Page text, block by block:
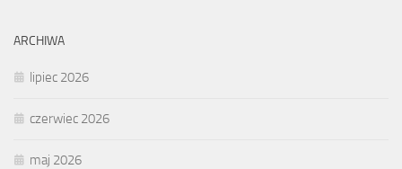
ARCHIWA
lipiec 2026
czerwiec 2026
maj 2026